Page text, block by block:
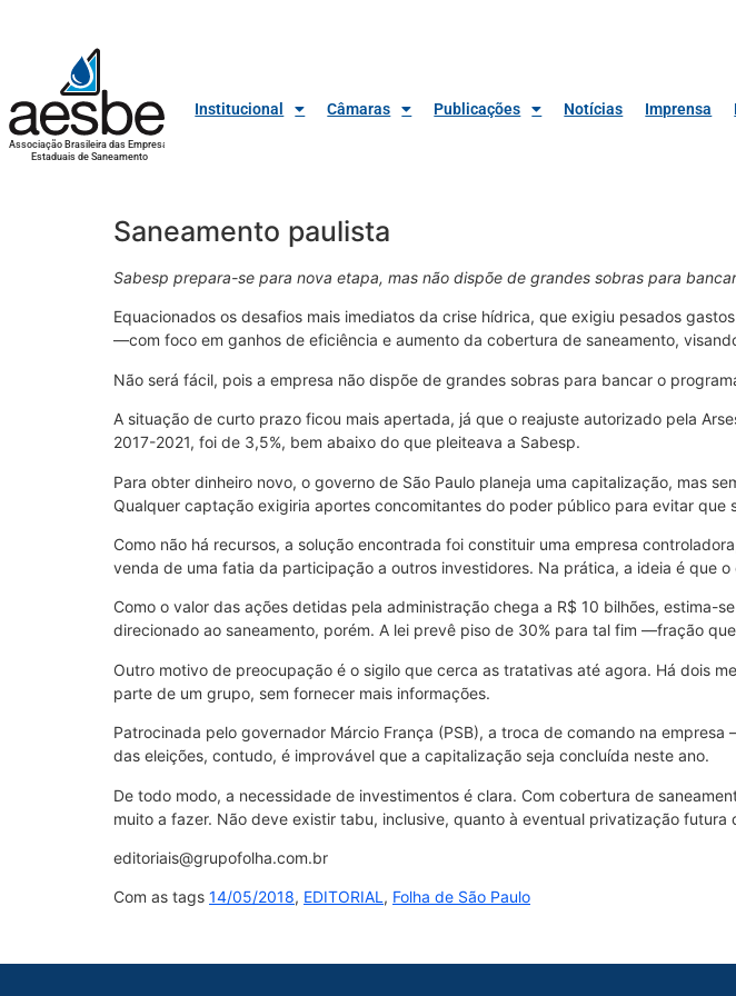
Associação Brasileira das Empresas
Estaduais de Saneamento
Institucional Câmaras Publicações Notícias Imprensa
Saneamento paulista
Sabesp prepara-se para nova etapa, mas não dispõe de grandes sobras para
Equacionados os desafios mais imediatos da crise hídrica, que exigiu pesados
—com foco em ganhos de eficiência e aumento da cobertura de saneamento,
Não será fácil, pois a empresa não dispõe de grandes sobras para bancar o
A situação de curto prazo ficou mais apertada, já que o reajuste autorizado pela
2017-2021, foi de 3,5%, bem abaixo do que pleiteava a Sabesp.
Para obter dinheiro novo, o governo de São Paulo planeja uma capitalização, mas
Qualquer captação exigiria aportes concomitantes do poder público para evitar que
Como não há recursos, a solução encontrada foi constituir uma empresa
venda de uma fatia da participação a outros investidores. Na prática, a ideia é que
Como o valor das ações detidas pela administração chega a R$ 10 bilhões, estima-
direcionado ao saneamento, porém. A lei prevê piso de 30% para tal fim —fração
Outro motivo de preocupação é o sigilo que cerca as tratativas até agora. Há dois
parte de um grupo, sem fornecer mais informações.
Patrocinada pelo governador Márcio França (PSB), a troca de comando na
das eleições, contudo, é improvável que a capitalização seja concluída neste ano.
De todo modo, a necessidade de investimentos é clara. Com cobertura de
muito a fazer. Não deve existir tabu, inclusive, quanto à eventual privatização futura
editoriais@grupofolha.com.br
Com as tags 14/05/2018, EDITORIAL , Folha de São Paulo